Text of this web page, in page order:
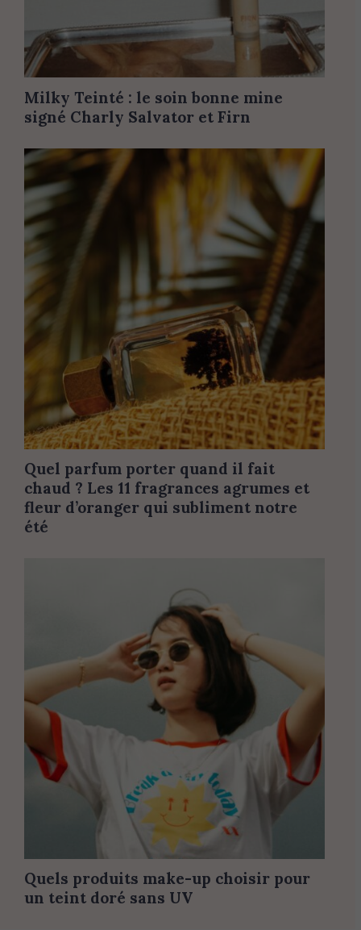
Milky Teinté : le soin bonne mine
signé Charly Salvator et Firn
Quel parfum porter quand il fait
chaud ? Les 11 fragrances agrumes et
fleur d’oranger qui subliment notre
été
Quels produits make-up choisir pour
un teint doré sans UV